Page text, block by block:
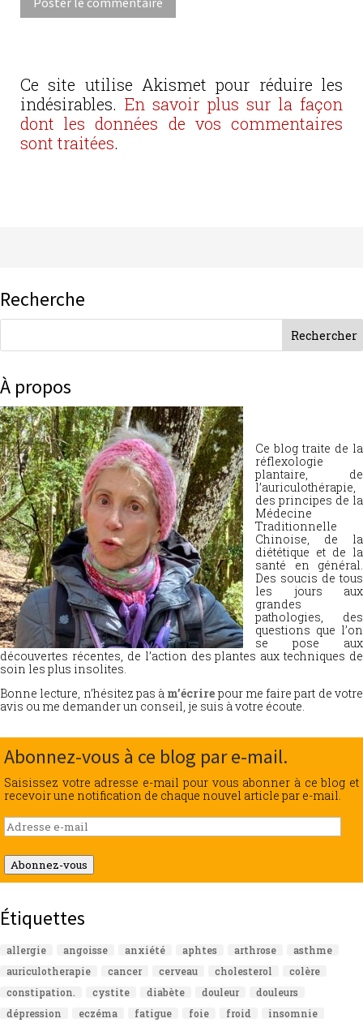
Ce site utilise Akismet pour réduire les
indésirables. En savoir plus sur la façon
dont les données de vos commentaires
sont traitées.
Recherche
À propos
Ce blog traite de la
réflexologie
plantaire, de
l’auriculothérapie,
des principes de la
Médecine
Traditionnelle
Chinoise, de la
diététique et de la
santé en général.
Des soucis de tous
les jours aux
grandes
pathologies, des
questions que l’on
se pose aux
découvertes récentes, de l’action des plantes aux techniques de
soin les plus insolites.
Bonne lecture, n’hésitez pas à m’écrire pour me faire part de votre
avis ou me demander un conseil, je suis à votre écoute.
Abonnez-vous à ce blog par e-mail.
Saisissez votre adresse e-mail pour vous abonner à ce blog et
recevoir une notification de chaque nouvel article par e-mail.
Adresse
e-
mail
Abonnez-vous
Étiquettes
allergie angoisse anxiété aphtes arthrose
asthme
auriculotherapie
cancer cerveau cholesterol
colère
constipation.
cystite diabète douleur
douleurs
dépression
eczéma fatigue foie froid
insomnie